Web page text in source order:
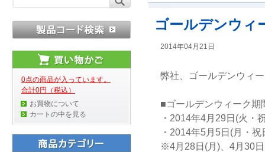
0点の商品が入っています。
合計0円（税込）
お買物について
カートの中を見る
ゴールデンウィ
2014年04月21日
弊社、ゴールデンウィ
■ゴールデンウィーク期
・2014年4月29日(火・
・2014年5月5日(月・
※4月28日(月)、4月30